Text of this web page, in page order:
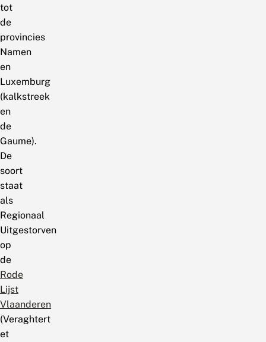
tot
de
provincies
Namen
en
Luxemburg
(kalkstreek
en
de
Gaume).
De
soort
staat
als
Regionaal
Uitgestorven
op
de
Rode
Lijst
Vlaanderen
(Veraghtert
et